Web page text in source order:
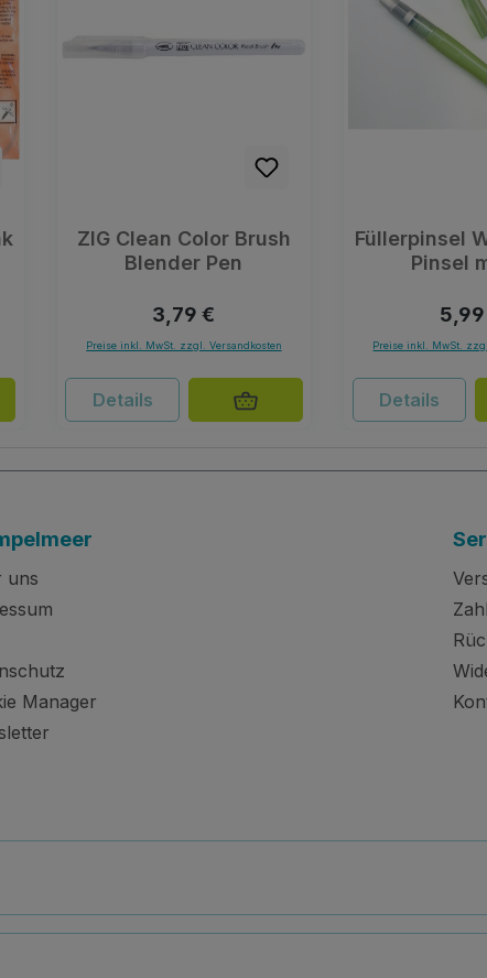
ZIG Clean Color Brush
Blender Pen
Regulärer Preis:
3,79 €
Preise inkl. MwSt. zzgl. Versandkosten
Details
Füllerpinsel
Pinsel
Preise inkl. MwSt.
Details
uns
Manager